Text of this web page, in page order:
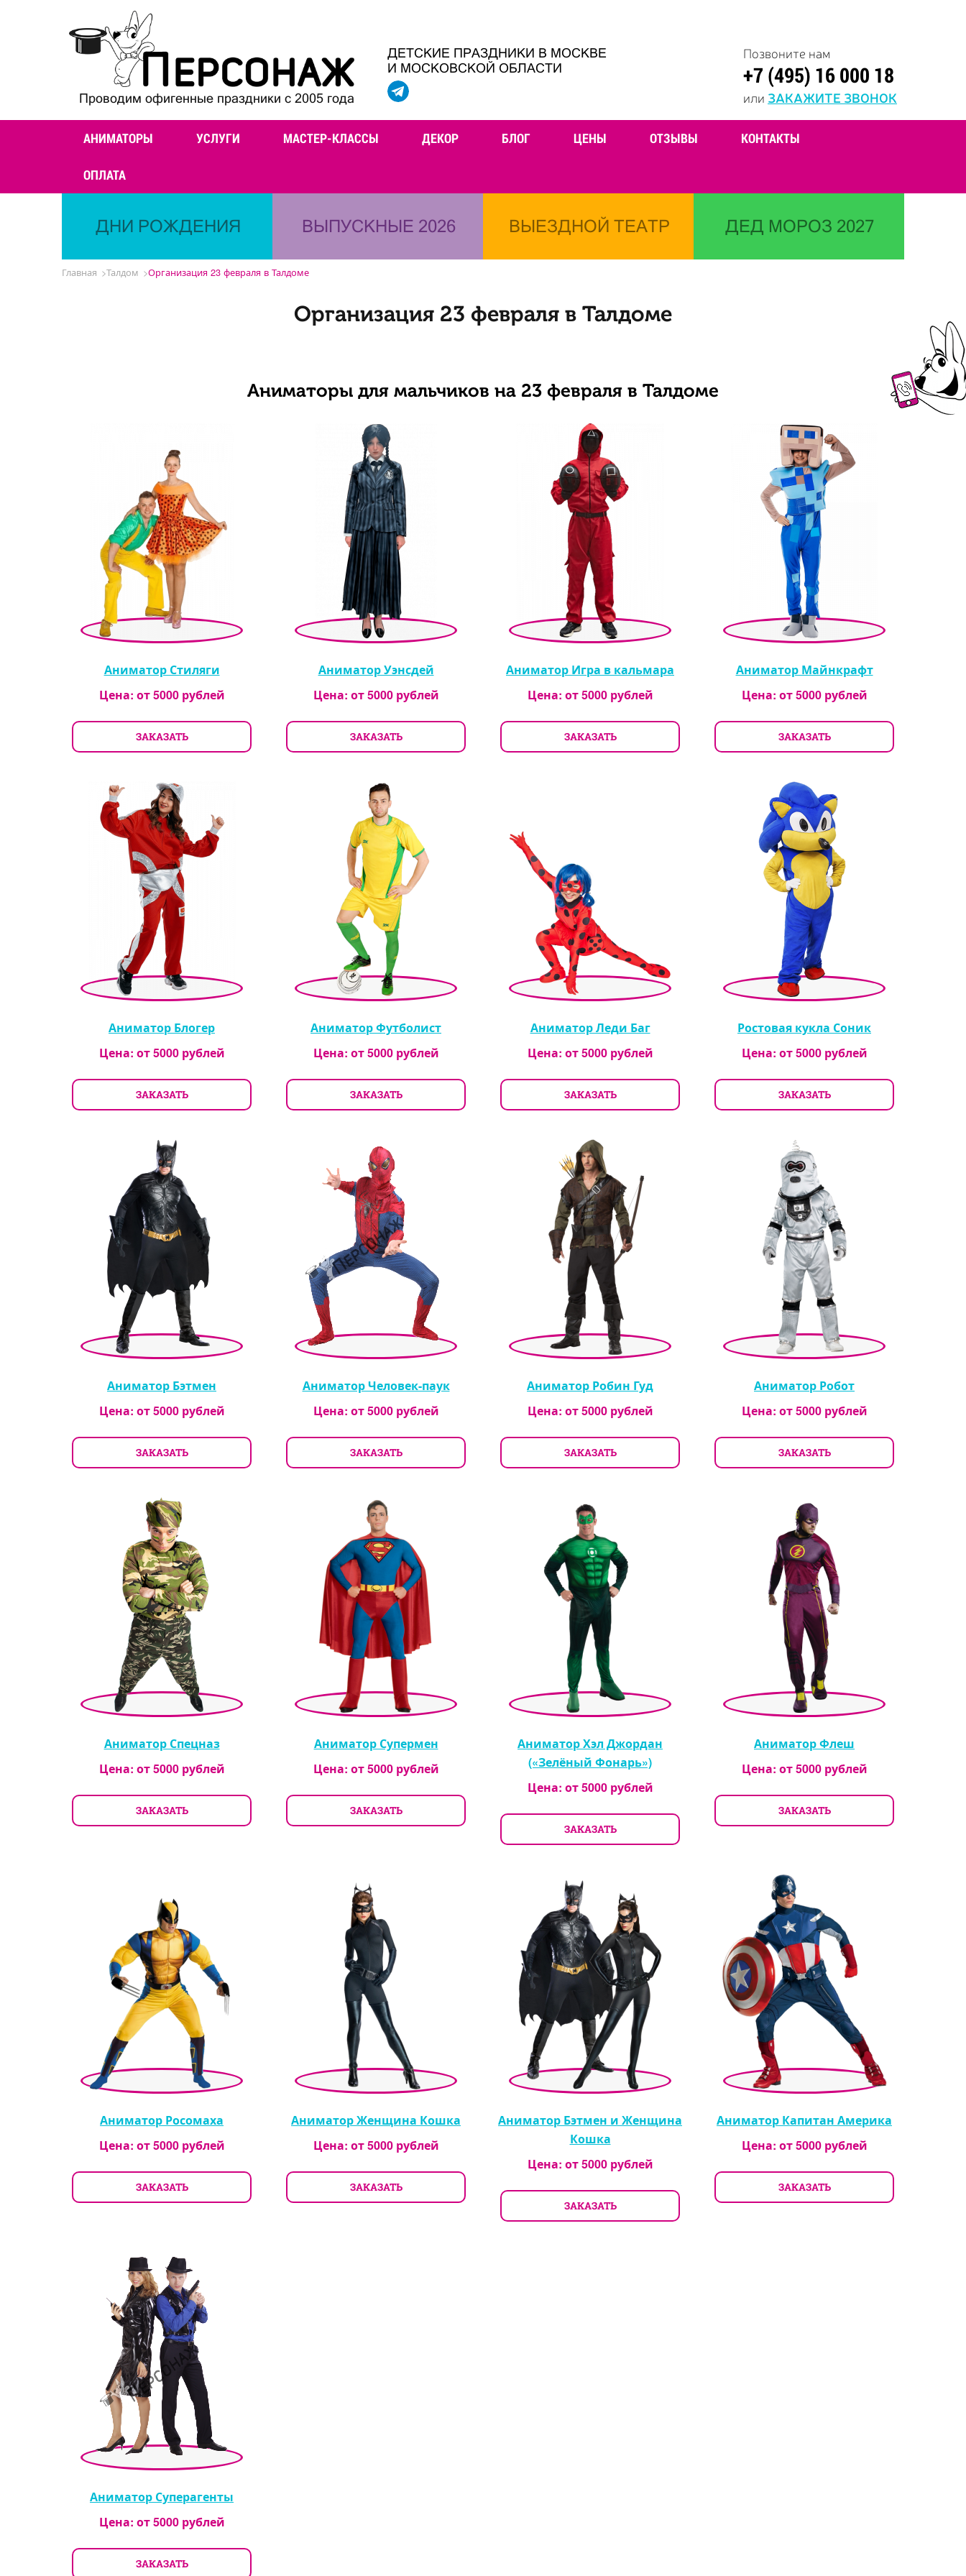
Проводим офигенные праздники с 2005 года
ДЕТСКИЕ ПРАЗДНИКИ В МОСКВЕ
И МОСКОВСКОЙ ОБЛАСТИ
Позвоните нам
+7 (495) 16 000 18
или ЗАКАЖИТЕ ЗВОНОК
АНИМАТОРЫ УСЛУГИ МАСТЕР-КЛАССЫ ДЕКОР БЛОГ ЦЕНЫ ОТЗЫВЫ КОНТАКТЫ
ОПЛАТА
ДНИ РОЖДЕНИЯ ВЫПУСКНЫЕ 2026 ВЫЕЗДНОЙ ТЕАТР ДЕД МОРОЗ 2027
Главная Талдом Организация 23 февраля в Талдоме
Организация 23 февраля в Талдоме
Аниматоры для мальчиков на 23 февраля в Талдоме
Аниматор Стиляги
Цена: от5000рублей
ЗАКАЗАТЬ
Аниматор Уэнсдей
Цена: от5000рублей
ЗАКАЗАТЬ
Аниматор Игра в кальмара
Цена: от5000рублей
ЗАКАЗАТЬ
Аниматор Майнкрафт
Цена: от5000рублей
ЗАКАЗАТЬ
Аниматор Блогер
Цена: от5000рублей
ЗАКАЗАТЬ
Аниматор Футболист
Цена: от5000рублей
ЗАКАЗАТЬ
Аниматор Леди Баг
Цена: от5000рублей
ЗАКАЗАТЬ
Ростовая кукла Соник
Цена: от5000рублей
ЗАКАЗАТЬ
Аниматор Бэтмен
Цена: от5000рублей
ЗАКАЗАТЬ
Аниматор Человек-паук
Цена: от5000рублей
ЗАКАЗАТЬ
Аниматор Робин Гуд
Цена: от5000рублей
ЗАКАЗАТЬ
Аниматор Робот
Цена: от5000рублей
ЗАКАЗАТЬ
Аниматор Спецназ
Цена: от5000рублей
ЗАКАЗАТЬ
Аниматор Супермен
Цена: от5000рублей
ЗАКАЗАТЬ
Аниматор Хэл Джордан
(«Зелёный Фонарь»)
Цена: от5000рублей
ЗАКАЗАТЬ
Аниматор Флеш
Цена: от5000рублей
ЗАКАЗАТЬ
Аниматор Росомаха
Цена: от5000рублей
ЗАКАЗАТЬ
Аниматор Женщина Кошка
Цена: от5000рублей
ЗАКАЗАТЬ
Аниматор Бэтмен и Женщина
Кошка
Цена: от5000рублей
ЗАКАЗАТЬ
Аниматор Капитан Америка
Цена: от5000рублей
ЗАКАЗАТЬ
Аниматор Суперагенты
Цена: от5000рублей
ЗАКАЗАТЬ